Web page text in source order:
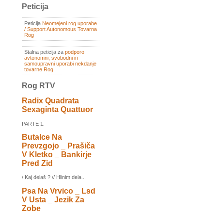
Peticija
Peticija Neomejeni rog uporabe
/ Support Autonomous Tovarna
Rog
Stalna peticija za podporo
avtonomni, svobodni in
samoupravni uporabi nekdanje
tovarne Rog
Rog RTV
Radix Quadrata
Sexaginta Quattuor
PARTE 1:
Butalce Na
Prevzgojo _ Prašiča
V Kletko _ Bankirje
Pred Zid
/ Kaj delaš ? // Hlinim dela...
Psa Na Vrvico _ Lsd
V Usta _ Jezik Za
Zobe